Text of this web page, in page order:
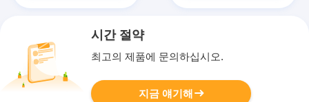
시간 절약
최고의 제품에 문의하십시오.
지금 얘기해